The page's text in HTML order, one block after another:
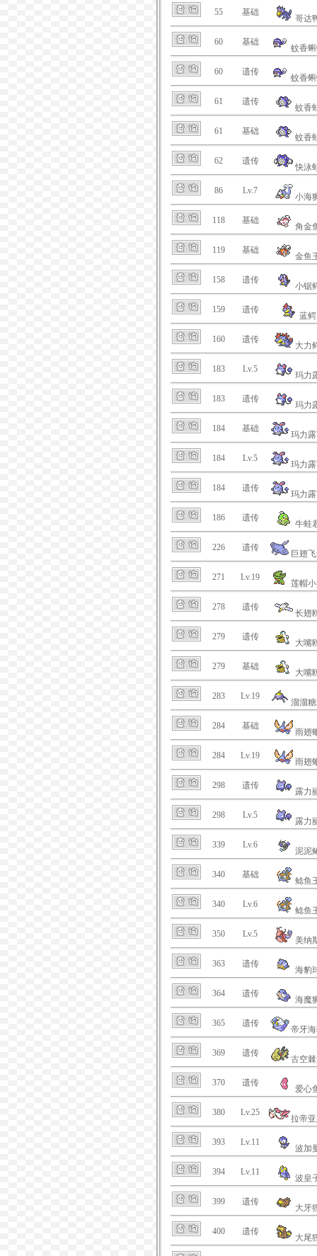
55 基础
哥达
60 基础
蚊香
60 遗传
蚊香
61 遗传
蚊香
61 基础
蚊香
62 遗传
快泳
86 Lv.7
小海
118 基础
角金
119 基础
金鱼
158 遗传
小锯
159 遗传
蓝鳄
160 遗传
大力
183 Lv.5
玛力
183 遗传
玛力
184 基础
玛力
184 Lv.5
玛力
184 遗传
玛力
186 遗传
牛蛙
226 遗传
巨翅
271 Lv.19
莲帽
278 遗传
长翅
279 遗传
大嘴
279 基础
大嘴
283 Lv.19
溜溜
284 基础
雨翅
284 Lv.19
雨翅
298 遗传
露力
298 Lv.5
露力
339 Lv.6
泥泥
340 基础
鲶鱼
340 Lv.6
鲶鱼
350 Lv.5
美纳
363 遗传
海豹
364 遗传
海魔
365 遗传
帝牙
369 遗传
古空
370 遗传
爱心
380 Lv.25
拉帝
393 Lv.11
波加
394 Lv.11
波皇
399 遗传
大牙
400 遗传
大尾